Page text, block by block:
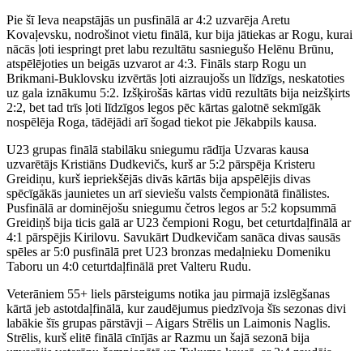
Pie šī Ieva neapstājās un pusfinālā ar 4:2 uzvarēja Aretu
Kovaļevsku, nodrošinot vietu finālā, kur bija jātiekas ar Rogu, kurai
nācās ļoti iespringt pret labu rezultātu sasniegušo Helēnu Brūnu,
atspēlējoties un beigās uzvarot ar 4:3. Fināls starp Rogu un
Brikmani-Buklovsku izvērtās ļoti aizraujošs un līdzīgs, neskatoties
uz gala iznākumu 5:2. Izšķirošās kārtas vidū rezultāts bija neizšķirts
2:2, bet tad trīs ļoti līdzīgos legos pēc kārtas galotnē sekmīgāk
nospēlēja Roga, tādējādi arī šogad tiekot pie Jēkabpils kausa.
U23 grupas finālā stabilāku sniegumu rādīja Uzvaras kausa
uzvarētājs Kristiāns Dudkevičs, kurš ar 5:2 pārspēja Kristeru
Greidiņu, kurš iepriekšējās divās kārtās bija apspēlējis divas
spēcīgākās jaunietes un arī sieviešu valsts čempionātā finālistes.
Pusfinālā ar dominējošu sniegumu četros legos ar 5:2 kopsummā
Greidiņš bija ticis galā ar U23 čempioni Rogu, bet ceturtdaļfinālā ar
4:1 pārspējis Kirilovu. Savukārt Dudkevičam sanāca divas sausās
spēles ar 5:0 pusfinālā pret U23 bronzas medaļnieku Domeniku
Taboru un 4:0 ceturtdaļfinālā pret Valteru Rudu.
Veterāniem 55+ liels pārsteigums notika jau pirmajā izslēgšanas
kārtā jeb astotdaļfinālā, kur zaudējumus piedzīvoja šīs sezonas divi
labākie šīs grupas pārstāvji – Aigars Strēlis un Laimonis Naglis.
Strēlis, kurš elitē finālā cīnījās ar Razmu un šajā sezonā bija